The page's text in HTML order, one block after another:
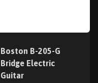
Boston B-205-G
Bridge Electric
Guitar